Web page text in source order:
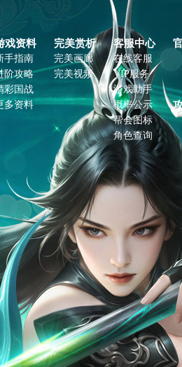
戏资料
手指南
阶攻略
彩国战
多资料
完美赏析
完美画廊
完美视频
客服中心
在线客服
VIP服务
游戏助手
概率公示
帮会图标
角色查询